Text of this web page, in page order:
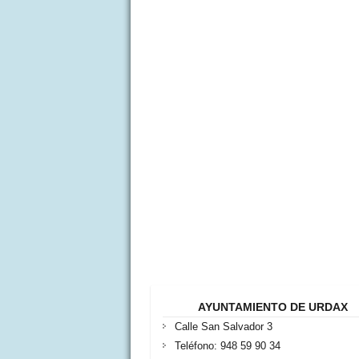
AYUNTAMIENTO DE URDAX
Calle San Salvador 3
Teléfono: 948 59 90 34